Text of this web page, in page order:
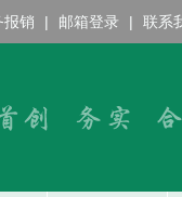
报销 | 邮箱登录 | 联系